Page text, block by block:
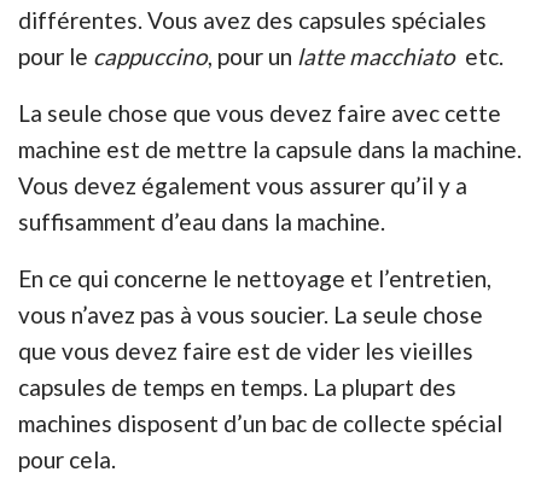
différentes. Vous avez des capsules spéciales
pour le cappuccino, pour un latte macchiatoetc.
La seule chose que vous devez faire avec cette
machine est de mettre la capsule dans la machine.
Vous devez également vous assurer qu’il y a
suffisamment d’eau dans la machine.
En ce qui concerne le nettoyage et l’entretien,
vous n’avez pas à vous soucier. La seule chose
que vous devez faire est de vider les vieilles
capsules de temps en temps. La plupart des
machines disposent d’un bac de collecte spécial
pour cela.